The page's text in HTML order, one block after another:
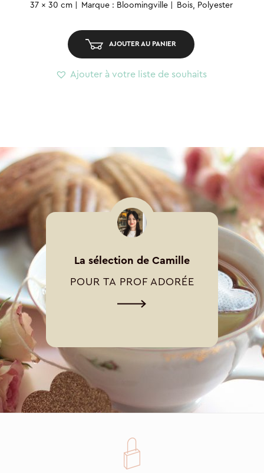
-
37 x 30 cm Marque : Bloomingville Bois, Polyester
AJOUTER AU PANIER
Ajouter à votre liste de souhaits
La sélection de Camille
POUR TA PROF ADORÉE